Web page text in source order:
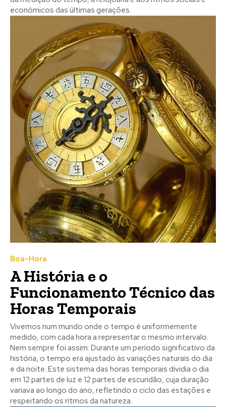
económicos das últimas gerações.
Boa-Hora
A História e o
Funcionamento Técnico das
Horas Temporais
Vivemos num mundo onde o tempo é uniformemente
medido, com cada hora a representar o mesmo intervalo.
Nem sempre foi assim: Durante um período significativo da
história, o tempo era ajustado às variações naturais do dia
e da noite. Este sistema das horas temporais dividia o dia
em 12 partes de luz e 12 partes de escuridão, cuja duração
variava ao longo do ano, refletindo o ciclo das estações e
respeitando os ritmos da natureza.